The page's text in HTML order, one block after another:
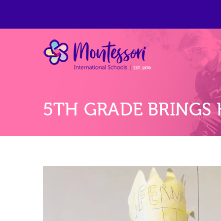
Grupo de
5TH GRADE BRINGS